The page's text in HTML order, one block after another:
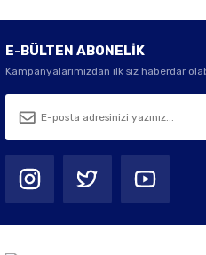
E-BÜLTEN ABONELİK
Kampanyalarımızdan ilk siz haberdar